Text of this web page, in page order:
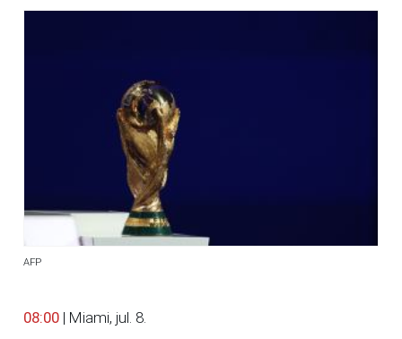
AFP
08:00 | Miami, jul. 8.